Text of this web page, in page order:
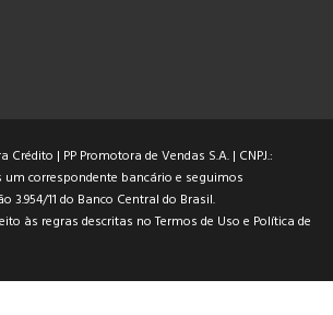
| PP Promotora de Vendas S.A. | CNPJ.:
um correspondente bancário e seguimos
3.954/11 do Banco Central do Brasil.
às regras descritas noTermos de Uso e Política de